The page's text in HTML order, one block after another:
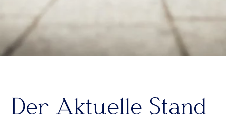
Der Aktuelle Stand